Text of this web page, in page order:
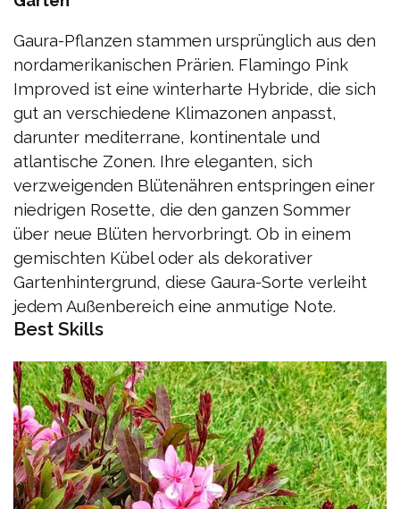
Gaura-Pflanzen stammen ursprünglich aus den
nordamerikanischen Prärien. Flamingo Pink
Improved ist eine winterharte Hybride, die sich
gut an verschiedene Klimazonen anpasst,
darunter mediterrane, kontinentale und
atlantische Zonen. Ihre eleganten, sich
verzweigenden Blütenähren entspringen einer
niedrigen Rosette, die den ganzen Sommer
über neue Blüten hervorbringt. Ob in einem
gemischten Kübel oder als dekorativer
Gartenhintergrund, diese Gaura-Sorte verleiht
jedem Außenbereich eine anmutige Note.
Best Skills